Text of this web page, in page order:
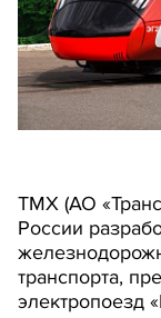
ТМХ (АО
России
транспорта,
электропоезд